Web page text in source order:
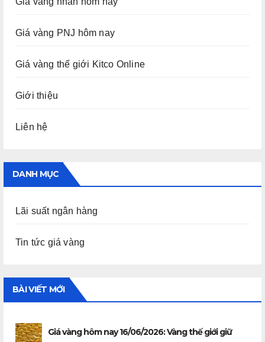
Giá vàng PNJ hôm nay
Giá vàng thế giới Kitco Online
Giới thiệu
Liên hệ
DANH MỤC
Lãi suất ngân hàng
Tin tức giá vàng
BÀI VIẾT MỚI
Giá vàng hôm nay 16/06/2026: Vàng thế giới giữ